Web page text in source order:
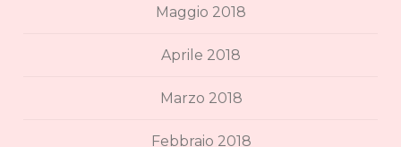
Maggio 2018
Aprile 2018
Marzo 2018
Febbraio 2018